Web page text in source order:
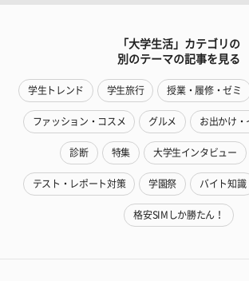
「大学生活」カテゴリの
別のテーマの記事を見る
学生トレンド 学生旅行 授業・履修・ゼミ
ファッション・コスメ グルメ お出かけ・
診断 特集 大学生インタビュー
テスト・レポート対策 学園祭 バイト知識
格安SIMしか勝たん！